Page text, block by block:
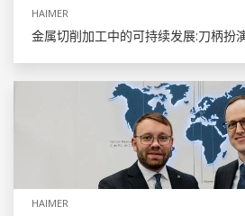
HAIMER
金属切削加工中的可持续发展:刀柄扮
HAIMER